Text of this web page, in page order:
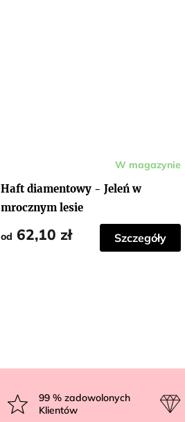
Haft diamentowy - Jeleń w
mrocznym lesie
W magazynie
od 62,10 zł Szczegóły
99% zadowolonych
Klientów